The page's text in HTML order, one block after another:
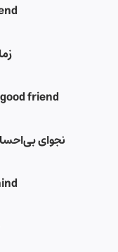
friend
نجوای